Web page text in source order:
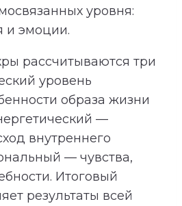
уровня:
и эмоции.
рассчитываются три
уровень
образа жизни
—
внутреннего
— чувства,
Итоговый
результаты всей